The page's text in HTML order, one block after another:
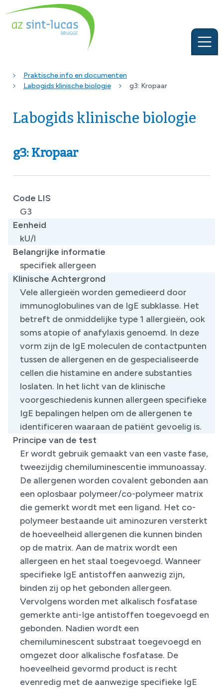
Praktische info en documenten
Labogids klinische biologie
g3: Kropaar
Labogids klinische biologie
g3: Kropaar
Code LIS
G3
Eenheid
kU/l
Belangrijke informatie
specifiek allergeen
Klinische Achtergrond
Vele allergieën worden gemedieerd door
immunoglobulines van de IgE subklasse. Het
betreft de onmiddelijke type 1 allergieën, ook
soms atopie of anafylaxis genoemd. In deze
vorm zijn de IgE moleculen de contactpunten
tussen de allergenen en de gespecialiseerde
cellen die histamine en andere substanties
loslaten. In het licht van de klinische
voorgeschiedenis kunnen allergeen specifieke
IgE bepalingen helpen om de allergenen te
identificeren waaraan de patiënt gevoelig is.
Principe van de test
Er wordt gebruik gemaakt van een vaste fase,
tweezijdig chemiluminescentie immunoassay.
De allergenen worden covalent gebonden aan
een oplosbaar polymeer/co-polymeer matrix
die gemerkt wordt met een ligand. Het co-
polymeer bestaande uit aminozuren versterkt
de hoeveelheid allergenen die kunnen binden
op de matrix. Aan de matrix wordt een
allergeen en het staal toegevoegd. Wanneer
specifieke IgE antistoffen aanwezig zijn,
binden zij op het gebonden allergeen.
Vervolgens worden met alkalisch fosfatase
gemerkte anti-Ige antistoffen toegevoegd en
gebonden. Nadien wordt een
chemiluminescent substraat toegevoegd en
omgezet door alkalische fosfatase. De
hoeveelheid gevormd product is recht
evenredig met de aanwezige specifieke IgE